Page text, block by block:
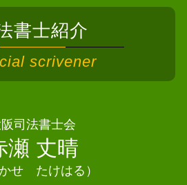
弁済額
借り入れ
リット 賃貸
ットカード 残す
公正証書
留分
過去の相続
進まない
つまで
司法書士
書士 四條畷市
交野市
池田市
士 八尾市
書士 高槻市
河南町
箕面市
東大阪市
書士紹介
scrivener
司法書士会
瀬 丈晴
かせ たけはる）